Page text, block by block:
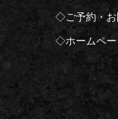
◇ご予約・
◇ホームペー